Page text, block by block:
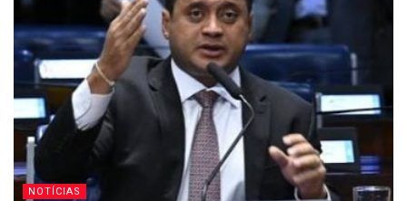
NOTÍCIAS